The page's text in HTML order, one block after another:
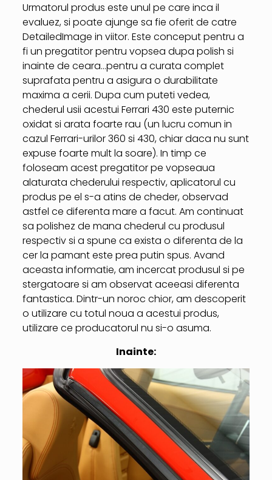
Urmatorul produs este unul pe care inca il
evaluez, si poate ajunge sa fie oferit de catre
DetailedImage in viitor. Este conceput pentru a
fi un pregatitor pentru vopsea dupa polish si
inainte de ceara…pentru a curata complet
suprafata pentru a asigura o durabilitate
maxima a cerii. Dupa cum puteti vedea,
chederul usii acestui Ferrari 430 este puternic
oxidat si arata foarte rau (un lucru comun in
cazul Ferrari-urilor 360 si 430, chiar daca nu sunt
expuse foarte mult la soare). In timp ce
foloseam acest pregatitor pe vopseaua
alaturata chederului respectiv, aplicatorul cu
produs pe el s-a atins de cheder, observad
astfel ce diferenta mare a facut. Am continuat
sa polishez de mana chederul cu produsul
respectiv si a spune ca exista o diferenta de la
cer la pamant este prea putin spus. Avand
aceasta informatie, am incercat produsul si pe
stergatoare si am observat aceeasi diferenta
fantastica. Dintr-un noroc chior, am descoperit
o utilizare cu totul noua a acestui produs,
utilizare ce producatorul nu si-o asuma.
Inainte: